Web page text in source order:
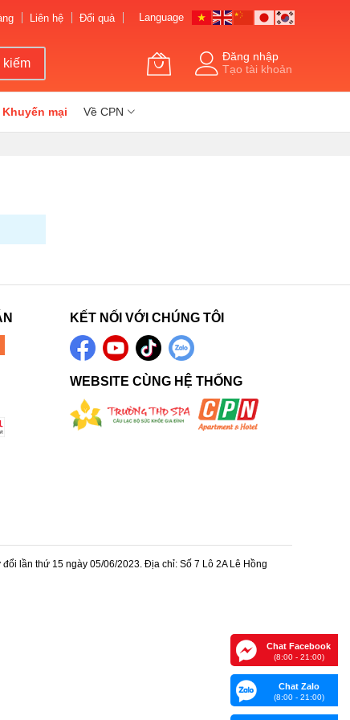
Liên hệ Đổi quà Language
kiếm
Đăng nhập
Tạo tài khoản
Khuyến mại Về CPN
KẾT NỐI VỚI CHÚNG TÔI
WEBSITE CÙNG HỆ THỐNG
lần thứ 15 ngày 05/06/2023. Địa chỉ: Số 7 Lô 2A Lê Hồng
Chat Facebook
(8:00 - 21:00)
Chat Zalo
(8:00 - 21:00)